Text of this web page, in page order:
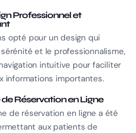
Professionnel et
opté pour un design qui
et le professionnalisme,
intuitive pour faciliter
informations importantes.
Réservation en Ligne
de réservation en ligne a été
aux patients de